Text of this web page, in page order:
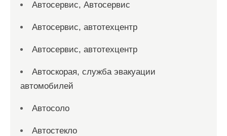
Автосервис, Автосервис
Автосервис, автотехцентр
Автосервис, автотехцентр
Автоскорая, служба эвакуации
автомобилей
Автосоло
Автостекло